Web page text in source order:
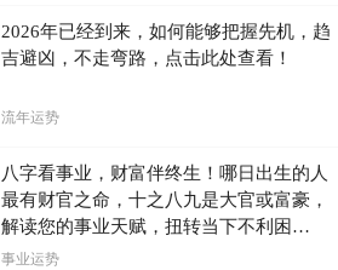
2026年已经到来，如何能够把握先机，趋
吉避凶，不走弯路，点击此处查看！
流年运势
八字看事业，财富伴终生！哪日出生的人
最有财官之命，十之八九是大官或富豪，
解读您的事业天赋，扭转当下不利困
局！！
事业运势